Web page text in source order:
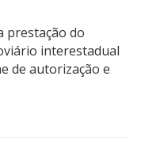
prestação do
interestadual
de autorização e